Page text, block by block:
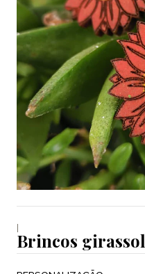
|
Brincos girassol